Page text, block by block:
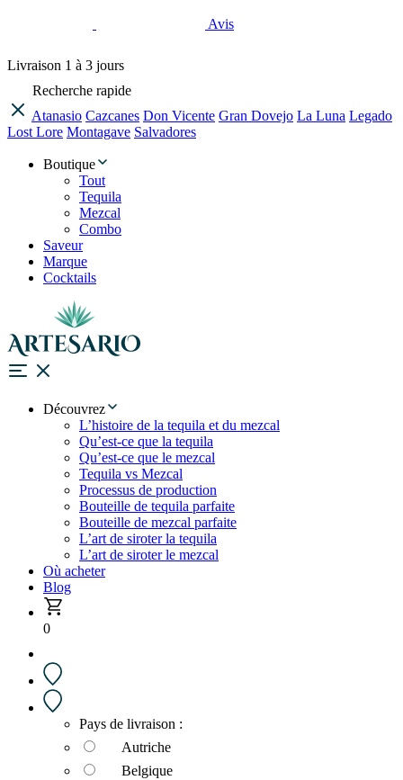
Avis
Livraison 1 à 3 jours
Recherche rapide
Atanasio Cazcanes Don Vicente Gran Dovejo La Luna Legado
Lost Lore Montagave Salvadores
Boutique
Tout
Tequila
Mezcal
Combo
Saveur
Marque
Cocktails
Découvrez
L’histoire de la tequila et du mezcal
Qu’est-ce que la tequila
Qu’est-ce que le mezcal
Tequila vs Mezcal
Processus de production
Bouteille de tequila parfaite
Bouteille de mezcal parfaite
L’art de siroter la tequila
L’art de siroter le mezcal
Où acheter
Blog
0
Pays de livraison :
Autriche
Belgique